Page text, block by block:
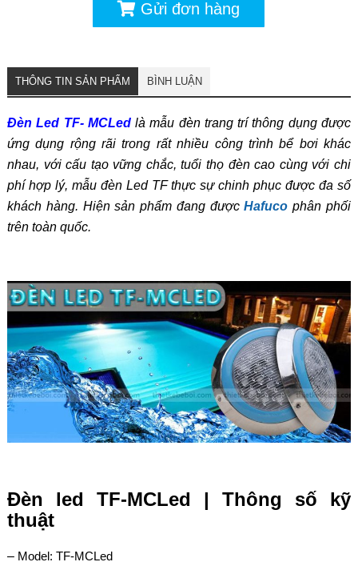
Gửi đơn hàng
THÔNG TIN SẢN PHẨM BÌNH LUẬN
Đèn Led TF- MCLedlà mẫu đèn trang trí thông dụng được
ứng dụng rộng rãi trong rất nhiều công trình bể bơi khác
nhau, với cấu tạo vững chắc, tuổi thọ đèn cao cùng với chi
phí hợp lý, mẫu đèn Led TF thực sự chinh phục được đa số
khách hàng. Hiện sản phẩm đang đượcHafuco phân phối
trên toàn quốc.
Đèn led TF-MCLed |Thông số kỹ
thuật
– Model: TF-MCLed